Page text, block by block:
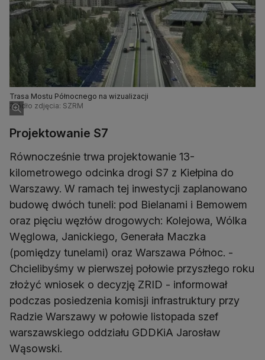
Trasa Mostu Północnego na wizualizacji
Źródło zdjęcia: SZRM
Projektowanie S7
Równocześnie trwa projektowanie 13-
kilometrowego odcinka drogi S7 z Kiełpina do
Warszawy. W ramach tej inwestycji zaplanowano
budowę dwóch tuneli: pod Bielanami i Bemowem
oraz pięciu węzłów drogowych: Kolejowa, Wólka
Węglowa, Janickiego, Generała Maczka
(pomiędzy tunelami) oraz Warszawa Północ. -
Chcielibyśmy w pierwszej połowie przyszłego roku
złożyć wniosek o decyzję ZRID - informował
podczas posiedzenia komisji infrastruktury przy
Radzie Warszawy w połowie listopada szef
warszawskiego oddziału GDDKiA Jarosław
Wąsowski.